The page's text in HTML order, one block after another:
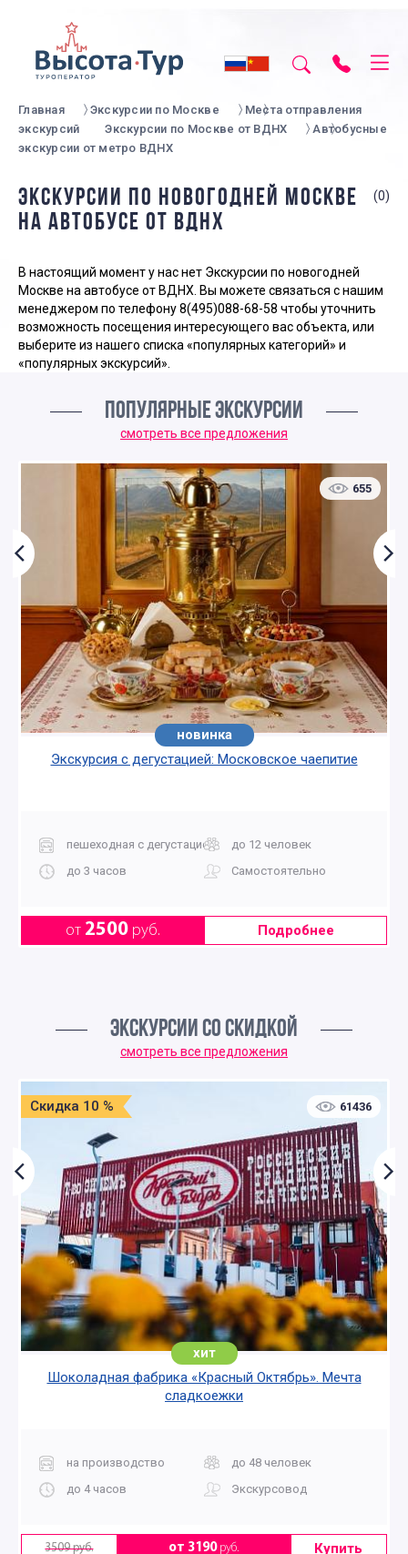
Главная Экскурсии по Москве
Места отправления
экскурсий
Экскурсии по Москве от ВДНХ
Автобусные
экскурсии от метро ВДНХ
ЭКСКУРСИИ ПО НОВОГОДНЕЙ МОСКВЕ
НА АВТОБУСЕ ОТ ВДНХ
(0)
В настоящий момент у нас нет Экскурсии по новогодней
Москве на автобусе от ВДНХ. Вы можете связаться с нашим
менеджером по телефону8(495)088-68-58 чтобы уточнить
возможность посещения интересующего вас объекта, или
выберите из нашего списка «популярных категорий» и
«популярных экскурсий».
ПОПУЛЯРНЫЕ ЭКСКУРСИИ
смотреть все предложения
655
хит
новинка
Экскурсия с дегустацией: Московское чаепитие
пешеходная с дегустацией
до 12 человек
до 3 часов
Самостоятельно
от 2500руб. Подробнее
ЭКСКУРСИИ СО СКИДКОЙ
смотреть все предложения
Скидка 10 % 61436
хит
Шоколадная фабрика «Красный Октябрь». Мечта
сладкоежки
на производство
до 48 человек
до 4 часов
Экскурсовод
3509 руб. от 3190руб. Купить